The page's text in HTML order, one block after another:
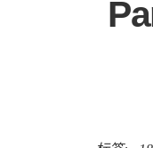
敢抬
竟大
因为